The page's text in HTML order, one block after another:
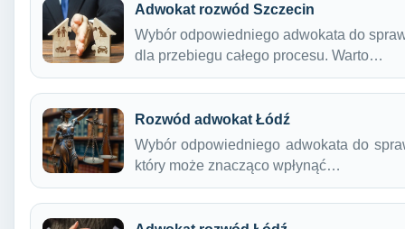
Adwokat rozwód Szczecin
Wybór odpowiedniego adwokata do
dla przebiegu całego procesu. Warto…
Rozwód adwokat Łódź
Wybór odpowiedniego adwokata do
który może znacząco wpłynąć…